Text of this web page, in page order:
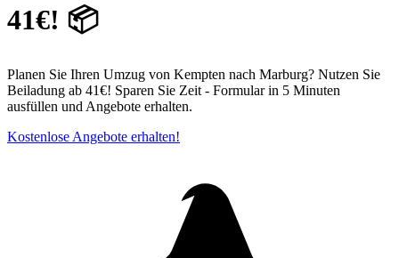
41€! 📦
Planen Sie Ihren Umzug von Kempten nach Marburg? Nutzen Sie
Beiladung ab 41€! Sparen Sie Zeit - Formular in 5 Minuten
ausfüllen und Angebote erhalten.
Kostenlose Angebote erhalten!